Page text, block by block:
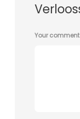
Your comment